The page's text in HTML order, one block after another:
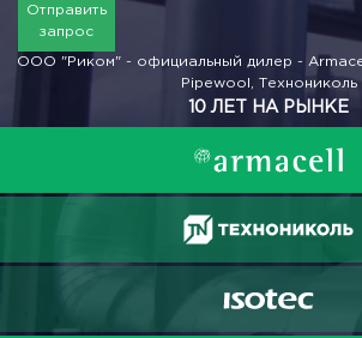
Отправить
запрос
ООО "Риком" - официальный дилер -
Pipewool, Технониколь
10 ЛЕТ НА РЫНКЕ